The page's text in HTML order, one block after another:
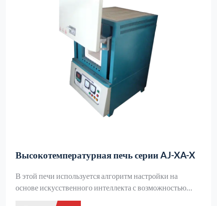
Высокотемпературная печь серии AJ-XA-X
В этой печи используется алгоритм настройки на
основе искусственного интеллекта с возможностью
подгонки кривых, что обеспечивает плавное и